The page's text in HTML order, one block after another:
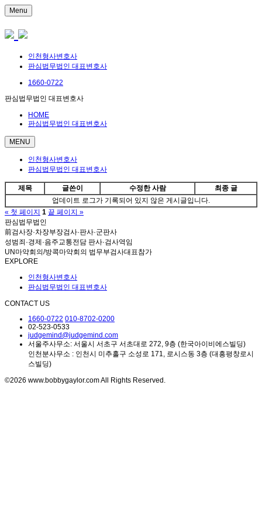
Menu
인천형사변호사
판심법무법인 대표변호사
1660-0722
판심법무법인 대표변호사
HOME
판심법무법인 대표변호사
MENU
인천형사변호사
판심법무법인 대표변호사
제목 글쓴이 수정한 사람
최종 글
업데이트 로그가 기록되어 있지 않은 게시글입니다.
« 첫 페이지 1 끝 페이지 »
판심법무법인
前검사장·차장부장검사·판사·군판사
성범죄·경제·음주교통전담 판사·검사역임
UN마약회의/방콕마약회의 법무부검사대표참가
EXPLORE
인천형사변호사
판심법무법인 대표변호사
CONTACT US
1660-0722 010-8702-0200
02-523-0533
judgemind@judgemind.com
서울주사무소: 서울시 서초구 서초대로 272, 9층 (한국아이비에스빌딩)
인천분사무소 : 인천시 미추홀구 소성로 171, 로시스동 3층 (대흥평창로시
스빌딩)
©2026 www.bobbygaylor.com All Rights Reserved.